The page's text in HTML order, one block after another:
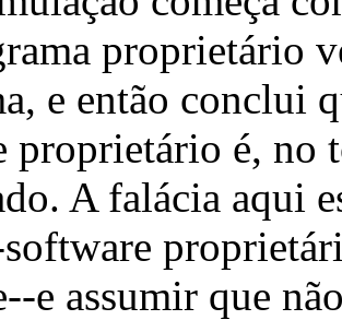
proprietário
e então conclui
proprietário é, no
A falácia aqui
e assumir que